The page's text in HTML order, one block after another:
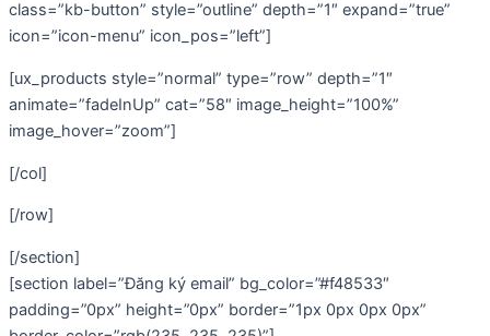
class=”kb-button” style=”outline” depth=”1″ expand=”true”
icon=”icon-menu” icon_pos=”left”]
[ux_products style=”normal” type=”row” depth=”1″
animate=”fadeInUp” cat=”58″ image_height=”100%”
image_hover=”zoom”]
[/col]
[/row]
[/section]
[section label=”Đăng ký email” bg_color=”#f48533″
padding=”0px” height=”0px” border=”1px 0px 0px 0px”